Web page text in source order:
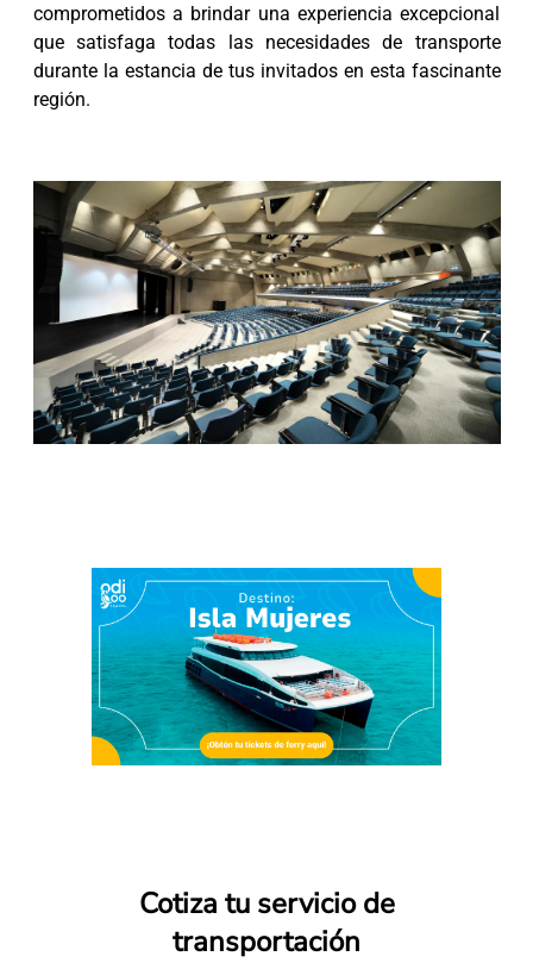
comprometidos a brindar una experiencia excepcional
que satisfaga todas las necesidades de transporte
durante la estancia de tus invitados en esta fascinante
región.
Cotiza tu servicio de
transportación